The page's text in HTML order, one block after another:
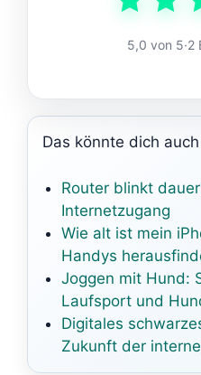
5,0 von 5·2
Das könnte dich
Router blinkt
Internetzugang
Wie alt ist mein
Handys
Joggen mit Hund:
Laufsport und
Digitales
Zukunft der